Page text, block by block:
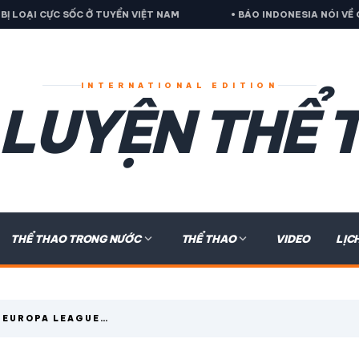
Ở TUYỂN VIỆT NAM • BÁO INDONESIA NÓI VỀ QUYẾT ĐỊNH
INTERNATIONAL EDITION
THỂ
THỂ THAO TRONG NƯỚCexpand_more THỂ THAOexpand_more VIDEO
LEAGUE